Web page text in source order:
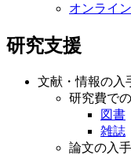
オンライ
研究支援
文献・情報の入
研究費で
図書
雑誌
論文の入手